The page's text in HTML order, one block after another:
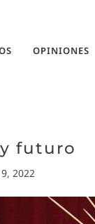
OPINIONES
futuro
2022